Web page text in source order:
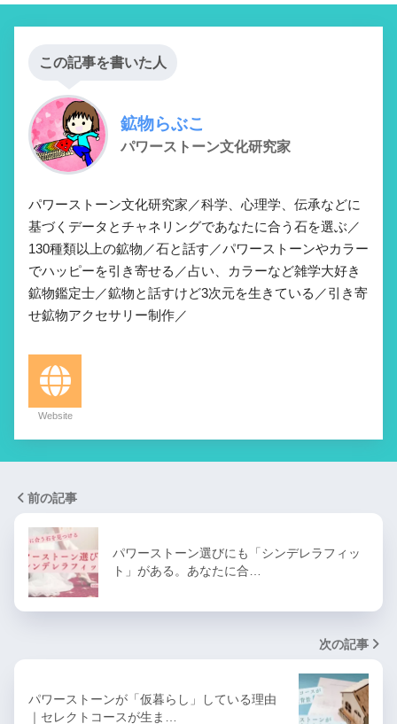
この記事を書いた人
鉱物らぶこ
パワーストーン文化研究家
パワーストーン文化研究家／科学、心理学、伝承などに
基づくデータとチャネリングであなたに合う石を選ぶ／
130種類以上の鉱物／石と話す／パワーストーンやカラー
でハッピーを引き寄せる／占い、カラーなど雑学大好き
鉱物鑑定士／鉱物と話すけど3次元を生きている／引き寄
せ鉱物アクセサリー制作／
Website
前の記事
パワーストーン選びにも「シンデレラフィッ
ト」がある。あなたに合…
次の記事
パワーストーンが「仮暮らし」している理由
｜セレクトコースが生ま…